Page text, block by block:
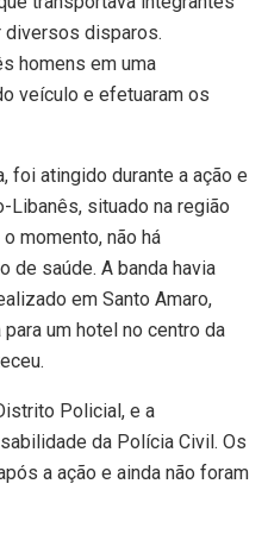
diversos disparos.
homens em uma
veículo e efetuaram os
foi atingido durante a ação e
Libanês, situado na região
momento, não há
de saúde. A banda havia
em Santo Amaro,
um hotel no centro da
Policial, e a
da Polícia Civil. Os
a ação e ainda não foram